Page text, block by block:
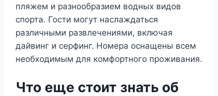
пляжем и разнообразием водных видов
спорта. Гости могут наслаждаться
различными развлечениями, включая
дайвинг и серфинг. Номера оснащены всем
необходимым для комфортного проживания.
Что еще стоит знать об